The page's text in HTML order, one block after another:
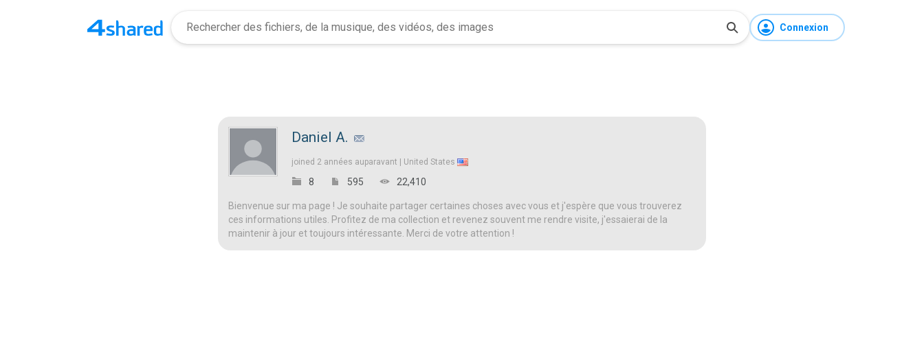
Connexion
Daniel A.
joined 2 années auparavant | United States
8 595 22,410
Bienvenue sur ma page ! Je souhaite partager certaines choses avec vous et j'espère que vous trouverez
ces informations utiles. Profitez de ma collection et revenez souvent me rendre visite, j'essaierai de la
maintenir à jour et toujours intéressante. Merci de votre attention !